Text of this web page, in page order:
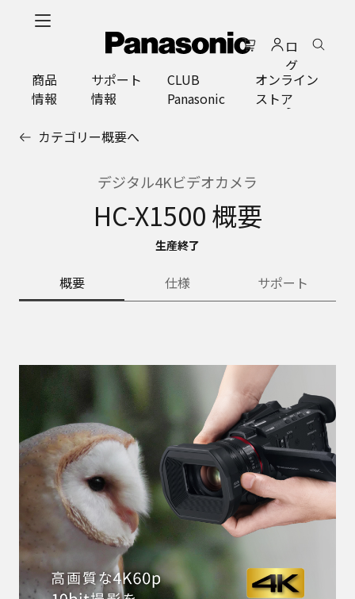
ロ
グ
イ
ン
商品
情報
サポート
情報
CLUB
Panasonic
オンライン
ストア
カテゴリー概要へ
デジタル4Kビデオカメラ
HC-X1500 概要
生産終了
概要 仕様 サポート